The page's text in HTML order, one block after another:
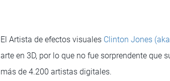
El Artista de efectos visuales Clinton Jones
arte en 3D, por lo que no fue sorprendente que
más de 4.200 artistas digitales.